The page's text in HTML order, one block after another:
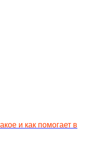
и как помогает в